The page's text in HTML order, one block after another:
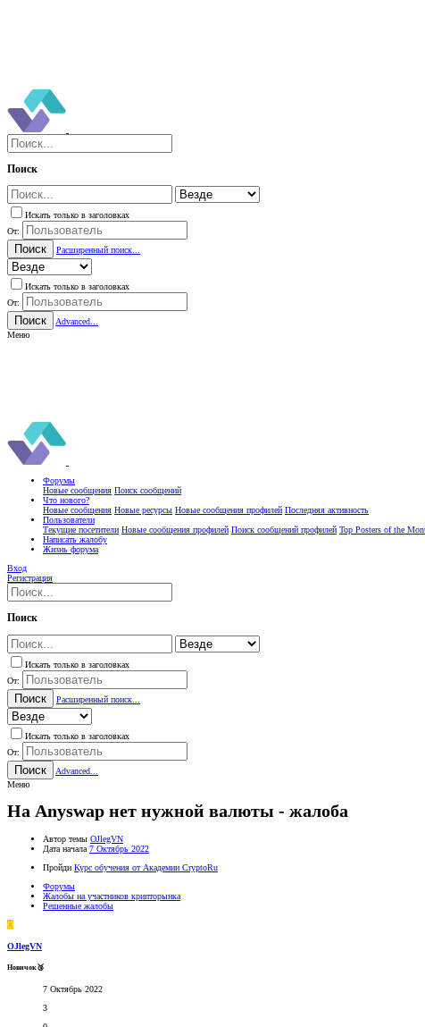
Поиск
Искать только в заголовках
От:
Поиск Расширенный поиск...
Искать только в заголовках
От:
Поиск
Advanced...
Меню
Форумы
Новые сообщения Поиск сообщений
Что нового?
Новые сообщения Новые ресурсы Новые сообщения профилей Последняя активность
Пользователи
Текущие посетители Новые сообщения профилей Поиск сообщений профилей Top Posters of the
Написать жалобу
Жизнь форума
Вход
Регистрация
Поиск
Искать только в заголовках
От:
Поиск Расширенный поиск...
Искать только в заголовках
От:
Поиск
Advanced...
Меню
На Anyswap нет нужной валюты - жалоба
Автор темы OJlegVN
Дата начала 7 Октябрь 2022
Пройди Курс обучения от Академии CryptoRu
Форумы
Жалобы на участников крипторынка
Решенные жалобы
O
OJlegVN
Новичок🥉
7 Октябрь 2022
3